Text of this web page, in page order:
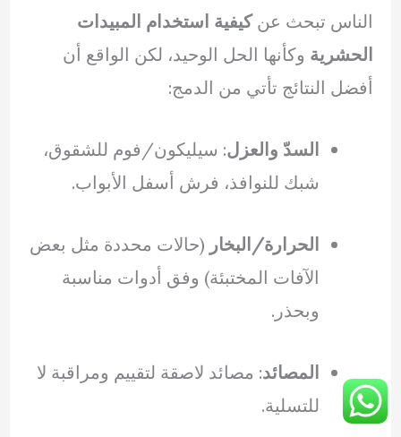
الناس تبحث عنكيفية استخدام المبيدات
الحشرية وكأنها الحل الوحيد، لكن الواقع أن
أفضل النتائج تأتي من الدمج:
السدّ والعزل: سيليكون/فوم للشقوق،
شبك للنوافذ، فرش أسفل الأبواب.
الحرارة/البخار (حالات محددة مثل بعض
الآفات المختبئة) وفق أدوات مناسبة
وبحذر.
المصائد: مصائد لاصقة لتقييم ومراقبة لا
للتسلية.